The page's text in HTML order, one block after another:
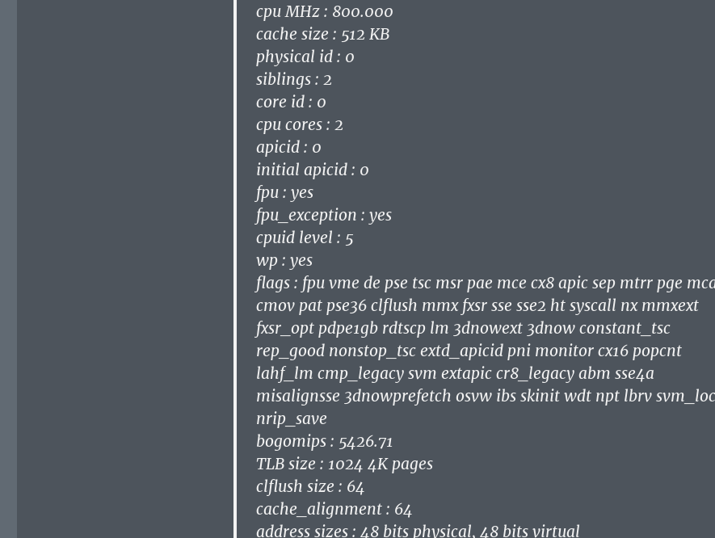
wp : yes
flags : fpu vme de pse tsc msr pae mce cx8 apic sep mtrr pge mca
cmov pat pse36 clflush mmx fxsr sse sse2 ht syscall nx mmxext
fxsr_opt pdpe1gb rdtscp lm 3dnowext 3dnow constant_tsc
rep_good nonstop_tsc extd_apicid pni monitor cx16 popcnt
lahf_lm cmp_legacy svm extapic cr8_legacy abm sse4a
misalignsse 3dnowprefetch osvw ibs skinit wdt npt lbrv svm_lock
nrip_save
bogomips : 5426.71
TLB size : 1024 4K pages
clflush size : 64
cache_alignment : 64
address sizes : 48 bits physical, 48 bits virtual
power management: ts ttp tm stc 100mhzsteps hwpstate
processor : 1
vendor_id : AuthenticAMD
cpu family : 16
model : 6
model name : AMD Athlon(tm) II X2 215 Processor
stepping : 2
cpu MHz : 800.000
cache size : 512 KB
physical id : 0